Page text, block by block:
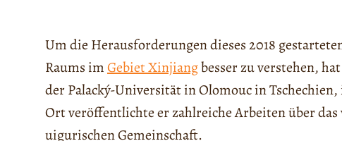
Um die Herausforderungen dieses 2018
Raums imGebiet Xinjiangbesser zu verstehen,
der Palacký-Universität in Olomouc in
Ort veröffentlichte er zahlreiche Arbeiten über
uigurischen Gemeinschaft.